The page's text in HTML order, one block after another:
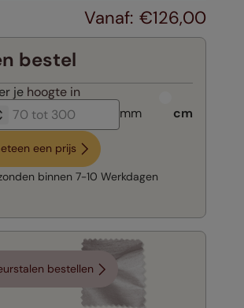
€126,00
bestel
je hoogte in
mm
cm
een prijs
binnen 7-10 Werkdagen
bestellen